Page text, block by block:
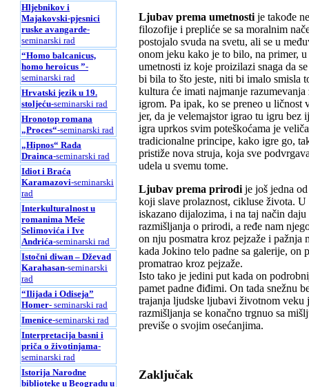
Hljebnikov i
Majakovski-pjesnici
ruske avangarde-
seminarski rad
“Homo balcanicus,
homo heroicus ”-
seminarski rad
Hrvatski jezik u 19.
stoljeću-seminarski rad
Hronotop romana
„Proces“-seminarski rad
„Hipnos“ Rada
Drainca-seminarski rad
Idiot i Braća
Karamazovi-seminarski
rad
Interkulturalnost u
romanima Meše
Selimovića i Ive
Andrića-seminarski rad
Istočni diwan – Dževad
Karahasan-seminarski
rad
“Ilijada i Odiseja”
Homer- seminarski rad
Imenice-seminarski rad
Interpretacija basni i
priča o životinjama-
seminarski rad
Istorija Narodne
biblioteke u Beogradu u
Ljubav prema umetnosti je takođe
filozofije i prepliće se sa moralnim
postojalo svuda na svetu, ali se u
onom jeku kako je to bilo, na primer,
umetnosti iz koje proizilazi snaga da
bi bila to što jeste, niti bi imalo smisla
kultura će imati najmanje
igrom. Pa ipak, ko se preneo u ličnost
jer, da je velemajstor igrao tu igru bez
igra uprkos svim poteškoćama je
tradicionalne principe, kako igre go,
pristiže nova struja, koja sve
udela u svemu tome.
Ljubav prema prirodi je još jedna
koji slave prolaznost, cikluse života.
iskazano dijalozima, i na taj način
razmišljanja o prirodi, a ređe nam
on nju posmatra kroz pejzaže i
kada Jokino telo padne sa galerije, on
promatrao kroz pejzaže.
Isto tako je jedini put kada on
pamet padne điđimi. On tada snežnu
trajanja ljudske ljubavi životnom veku
razmišljanja se konačno trgnuo sa
previše o svojim osećanjima.
Zaključak